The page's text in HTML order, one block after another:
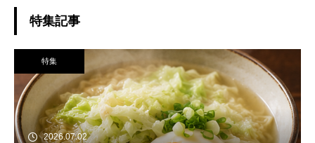
件
特集記事
特集
2026.07.02